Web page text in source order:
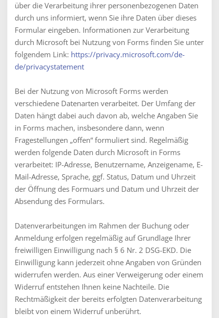
über die Verarbeitung ihrer personenbezogenen Daten
durch uns informiert, wenn Sie ihre Daten über dieses
Formular eingeben. Informationen zur Verarbeitung
durch Microsoft bei Nutzung von Forms finden Sie unter
folgendem Link: https://privacy.microsoft.com/de-
de/privacystatement
Bei der Nutzung von Microsoft Forms werden
verschiedene Datenarten verarbeitet. Der Umfang der
Daten hängt dabei auch davon ab, welche Angaben Sie
in Forms machen, insbesondere dann, wenn
Fragestellungen „offen“ formuliert sind. Regelmäßig
werden folgende Daten durch Microsoft in Forms
verarbeitet: IP-Adresse, Benutzername, Anzeigename, E-
Mail-Adresse, Sprache, ggf. Status, Datum und Uhrzeit
der Öffnung des Formuars und Datum und Uhrzeit der
Absendung des Formulars.
Datenverarbeitungen im Rahmen der Buchung oder
Anmeldung erfolgen regelmäßig auf Grundlage Ihrer
freiwilligen Einwilligung nach § 6 Nr. 2 DSG-EKD. Die
Einwilligung kann jederzeit ohne Angaben von Gründen
widerrufen werden. Aus einer Verweigerung oder einem
Widerruf entstehen Ihnen keine Nachteile. Die
Rechtmäßigkeit der bereits erfolgten Datenverarbeitung
bleibt von einem Widerruf unberührt.